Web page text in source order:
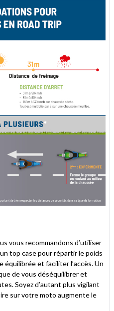
vous recommandons d’utiliser
top case pour répartir le poids
équilibrée et faciliter l’accès. Un
de vous déséquilibrer et
Soyez d’autant plus vigilant
sur votre moto augmente le